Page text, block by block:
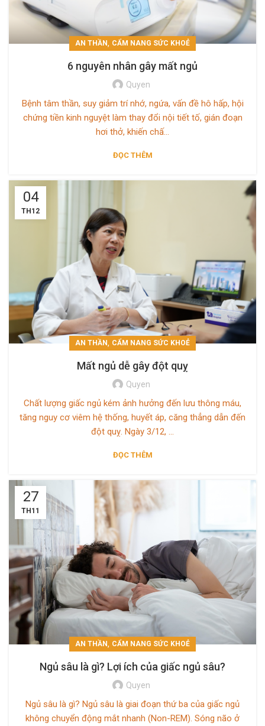
AN THẦN, CẨM NANG SỨC KHOẺ
6 nguyên nhân gây mất ngủ
Quyen
Bệnh tâm thần, suy giảm trí nhớ, ngứa, vấn đề hô hấp, hội
chứng tiền kinh nguyệt làm thay đổi nội tiết tố, gián đoạn
hơi thở, khiến chấ...
ĐỌC THÊM
04
TH12
AN THẦN, CẨM NANG SỨC KHOẺ
Mất ngủ dễ gây đột quỵ
Quyen
Chất lượng giấc ngủ kém ảnh hưởng đến lưu thông máu,
tăng nguy cơ viêm hệ thống, huyết áp, căng thẳng dẫn đến
đột quỵ. Ngày 3/12, ...
ĐỌC THÊM
27
TH11
AN THẦN, CẨM NANG SỨC KHOẺ
Ngủ sâu là gì? Lợi ích của giấc ngủ sâu?
Quyen
Ngủ sâu là gì? Ngủ sâu là giai đoạn thứ ba của giấc ngủ
không chuyển động mắt nhanh (Non-REM). Sóng não ở